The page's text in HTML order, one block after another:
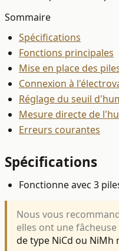
Sommaire
Spécifications
Fonctions principales
Mise en place des
Connexion à
Réglage du seuil
Mesure directe de
Erreurs courantes
Spécifications
Fonctionne avec 3
Nous vous
elles ont une
de type NiCd ou NiMh